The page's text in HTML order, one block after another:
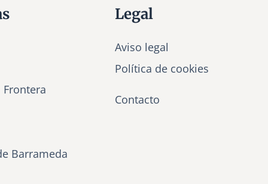
Frontera
Barrameda
Legal
Aviso legal
Política de cookies
Contacto